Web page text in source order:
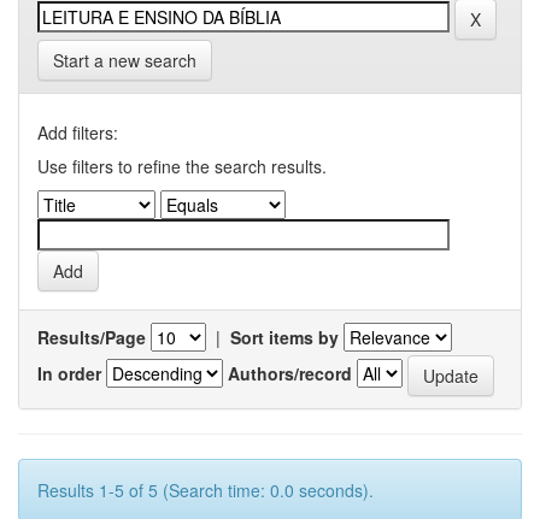
Start a new search
Add filters:
Use filters to refine the search results.
Results/Page | Sort items by
In order
Authors/record
Results 1-5 of 5 (Search time: 0.0 seconds).